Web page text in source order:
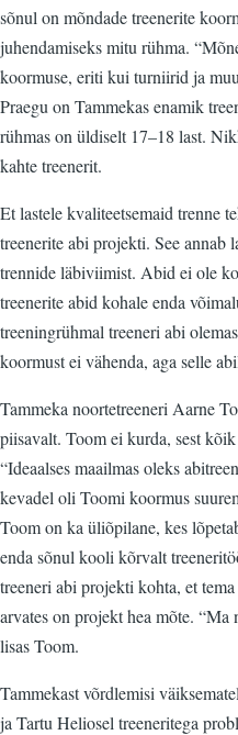
sõnul on mõndade treenerite
juhendamiseks mitu rühma.
koormuse, eriti kui turniirid ja
Praegu on Tammekas enamik
rühmas on üldiselt 17–18 last.
kahte treenerit.
Et lastele kvaliteetsemaid trenne
treenerite abi projekti. See annab
trennide läbiviimist. Abid ei ole
treenerite abid kohale enda
treeningrühmal treeneri abi
koormust ei vähenda, aga selle
Tammeka noortetreeneri Aarne
piisavalt. Toom ei kurda, sest
“Ideaalses maailmas oleks
kevadel oli Toomi koormus
Toom on ka üliõpilane, kes
enda sõnul kooli kõrvalt
treeneri abi projekti kohta, et
arvates on projekt hea mõte. “Ma
lisas Toom.
Tammekast võrdlemisi
ja Tartu Heliosel treeneritega